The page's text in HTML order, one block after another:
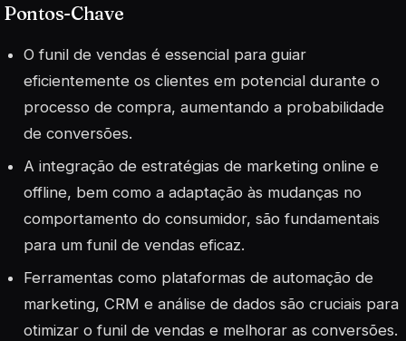
Pontos-Chave
O funil de vendas é essencial para guiar
eficientemente os clientes em potencial durante o
processo de compra, aumentando a probabilidade
de conversões.
A integração de estratégias de marketing online e
offline, bem como a adaptação às mudanças no
comportamento do consumidor, são fundamentais
para um funil de vendas eficaz.
Ferramentas como plataformas de automação de
marketing, CRM e análise de dados são cruciais para
otimizar o funil de vendas e melhorar as conversões.